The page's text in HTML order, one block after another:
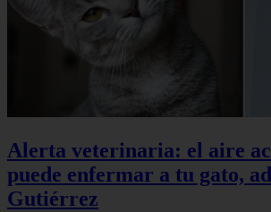
Alerta veterinaria: el aire
puede enfermar a tu gato,
Gutiérrez